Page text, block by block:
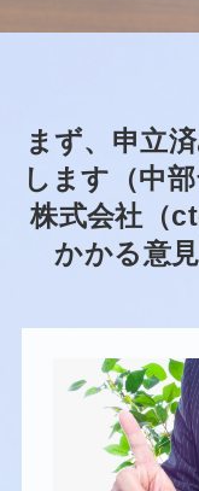
まず、申立
します（中
株式会社（
かかる意